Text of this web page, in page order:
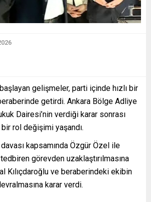
gelişmeler, parti içinde hızlı bir
getirdi. Ankara Bölge Adliye
Dairesi’nin verdiği karar sonrası
rol değişimi yaşandı.
kapsamında Özgür Özel ile
görevden uzaklaştırılmasına
Kılıçdaroğlu ve beraberindeki ekibin
karar verdi.